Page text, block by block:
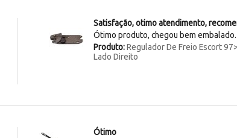
Satisfação, otimo atendimento,
Ótimo produto, chegou bem embalado.
Produto:Regulador De Freio Escort
Lado Direito
Ótimo